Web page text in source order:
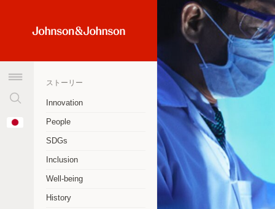
Logo)
Change
ストーリー
Innovation
People
SDGs
Inclusion
Well-being
History
検
索
窓
ク
リ
ア
す
る